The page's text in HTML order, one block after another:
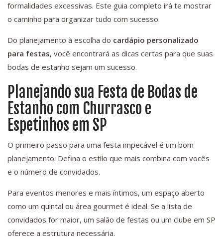
formalidades excessivas. Este guia completo irá te mostrar
o caminho para organizar tudo com sucesso.
Do planejamento à escolha do cardápio personalizado
para festas, você encontrará as dicas certas para que suas
bodas de estanho sejam um sucesso.
Planejando sua Festa de Bodas de
Estanho com Churrasco e
Espetinhos em SP
O primeiro passo para uma festa impecável é um bom
planejamento. Defina o estilo que mais combina com vocês
e o número de convidados.
Para eventos menores e mais íntimos, um espaço aberto
como um quintal ou área gourmet é ideal. Se a lista de
convidados for maior, um salão de festas ou um clube em SP
oferece a estrutura necessária.